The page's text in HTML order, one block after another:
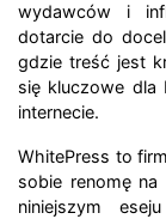
wydawców i
dotarcie do
gdzie treść jest
się kluczowe dla
internecie.
WhitePress to
sobie renomę na
niniejszym